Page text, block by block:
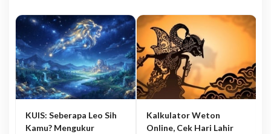
KUIS: Seberapa Leo Sih
Kamu? Mengukur
Kalkulator Weton
Online, Cek Hari Lahir